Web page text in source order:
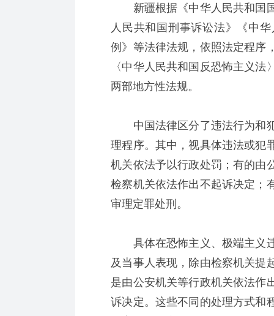
新疆根据《中华人民共和国国
人民共和国刑事诉讼法》《中
例》等法律法规，依照法定程序
〈中华人民共和国反恐怖主义
两部地方性法规。
中国法律区分了违法行为和犯
理程序。其中，视具体违法或犯
机关依法予以行政处罚；有的由
检察机关依法作出不起诉决定；
审理定罪处刑。
具体在恐怖主义、极端主义违
及当事人表现，除由检察机关提
是由公安机关等行政机关依法作
诉决定。这些不同的处理方式和